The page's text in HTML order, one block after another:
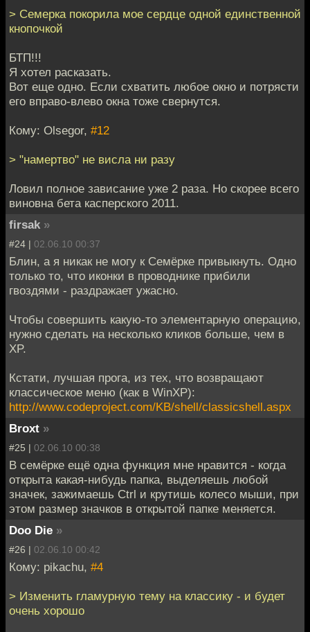
> Семерка покорила мое сердце одной единственной
кнопочкой
БТП!!!
Я хотел расказать.
Вот еще одно. Если схватить любое окно и потрясти
его вправо-влево окна тоже свернутся.
Кому: Olsegor, #12
> "намертво" не висла ни разу
Ловил полное зависание уже 2 раза. Но скорее всего
виновна бета касперского 2011.
firsak »
#24 | 02.06.10 00:37
Блин, а я никак не могу к Семёрке привыкнуть. Одно
только то, что иконки в проводнике прибили
гвоздями - раздражает ужасно.
Чтобы совершить какую-то элементарную операцию,
нужно сделать на несколько кликов больше, чем в
XP.
Кстати, лучшая прога, из тех, что возвращают
классическое меню (как в WinXP):
http://www.codeproject.com/KB/shell/classicshell.aspx
Broxt »
#25 | 02.06.10 00:38
В семёрке ещё одна функция мне нравится - когда
открыта какая-нибудь папка, выделяешь любой
значек, зажимаешь Ctrl и крутишь колесо мыши, при
этом размер значков в открытой папке меняется.
Doo Die »
#26 | 02.06.10 00:42
Кому: pikachu, #4
> Изменить гламурную тему на классику - и будет
очень хорошо